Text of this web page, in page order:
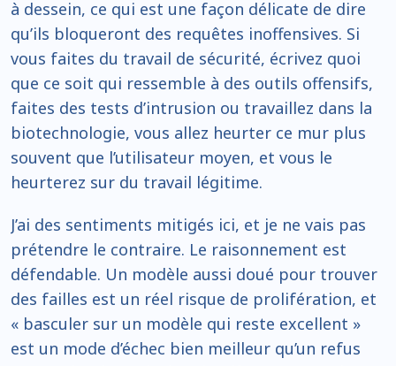
à dessein, ce qui est une façon délicate de dire
qu’ils bloqueront des requêtes inoffensives. Si
vous faites du travail de sécurité, écrivez quoi
que ce soit qui ressemble à des outils offensifs,
faites des tests d’intrusion ou travaillez dans la
biotechnologie, vous allez heurter ce mur plus
souvent que l’utilisateur moyen, et vous le
heurterez sur du travail légitime.
J’ai des sentiments mitigés ici, et je ne vais pas
prétendre le contraire. Le raisonnement est
défendable. Un modèle aussi doué pour trouver
des failles est un réel risque de prolifération, et
« basculer sur un modèle qui reste excellent »
est un mode d’échec bien meilleur qu’un refus